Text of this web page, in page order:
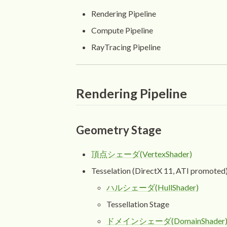
Rendering Pipeline
Compute Pipeline
RayTracing Pipeline
Rendering Pipeline
Geometry Stage
頂点シェーダ(VertexShader)
Tesselation (DirectX 11, ATI
ハルシェーダ(HullShader)
Tessellation Stage
ドメインシェーダ(DomainShader)